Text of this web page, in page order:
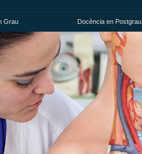
Grau Docència en Postgrau